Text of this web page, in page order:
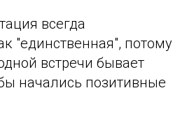
всегда
"единственная", потому
встречи бывает
начались позитивные